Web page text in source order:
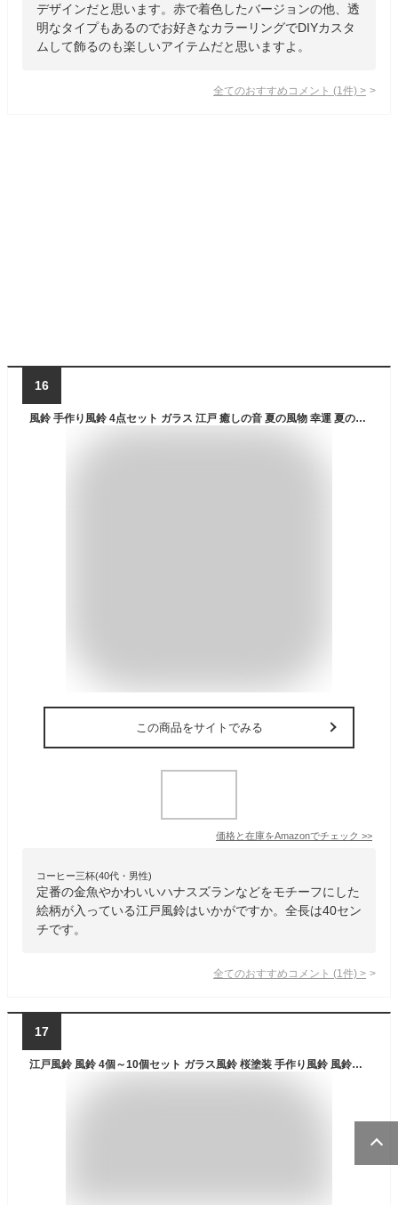
デザインだと思います。赤で着色したバージョンの他、透
明なタイプもあるのでお好きなカラーリングでDIYカスタ
ムして飾るのも楽しいアイテムだと思いますよ。
全てのおすすめコメント (1 件) >
16
風鈴 手作り風鈴 4点セット ガラス 江戸 癒しの音 夏の風物 幸運 夏の風物 涼しい感じ カラフル おしゃれ インテリア おみやげ 雰囲気作り 屋根飾り 贈り物 ギフト インテリア 和風 短冊付き (ブルー魚＋ハナスズラン＋蛍＋ランの草)
この商品をサイトでみる
価格と在庫をAmazonでチェック >>
コーヒー三杯(40代・男性)
定番の金魚やかわいいハナスズランなどをモチーフにした
絵柄が入っている江戸風鈴はいかがですか。全長は40セン
チです。
全てのおすすめコメント (1 件) >
17
江戸風鈴 風鈴 4個～10個セット ガラス風鈴 桜塗装 手作り風鈴 風鈴祭り 風鈴まつり 澄んだ音 厄除け 幸運をもたらす 涼しい感じ 夏の風物詩 おしゃれ 窓屋根飾り 室内外兼用 かわいい おみやげ ギフト 贈り物 短冊付き